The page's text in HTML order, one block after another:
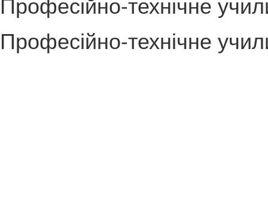
Професійно-технічне